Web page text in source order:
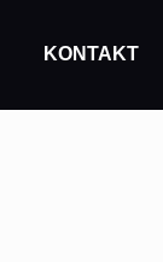
KONTAKT